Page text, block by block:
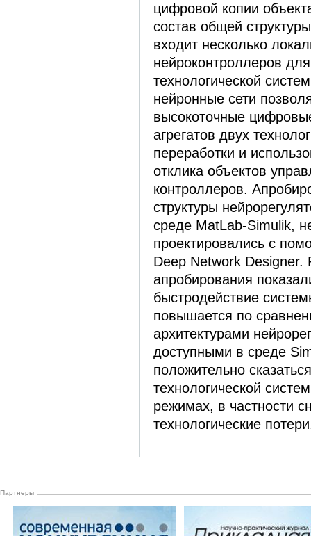
цифровой копии
состав общей
входит несколько
нейроконтроллеров
технологической
нейронные сети
высокоточные
агрегатов двух
переработки и
отклика объектов
контроллеров.
структуры
среде MatLab-Simulik,
проектировались с
Deep Network Designer.
апробирования
быстродействие
повышается по
архитектурами
доступными в среде
положительно
технологической
режимах, в частности
технологические
Партнеры